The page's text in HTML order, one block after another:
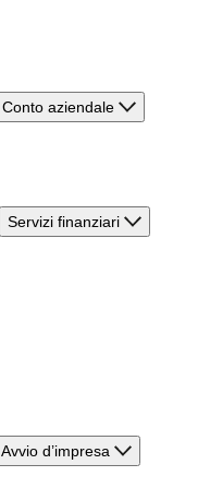
Conto aziendale
Servizi finanziari
Avvio d’impresa